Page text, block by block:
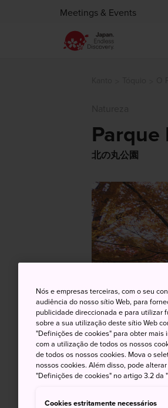
Meetings & Events
Parque
北の丸公園
Nós e empresas terceiras, com o seu
audiência do nosso sítio Web, para
publicidade direccionada e para utilizar
sobre a sua utilização deste sítio Web
"Definições de cookies" para obter mais
com a utilização de todos os nossos
de todos os nossos cookies. Mova o
nossos cookies. Além disso, pode
"Definições de cookies" no artigo 3.2 da
Cookies estritamente necessários